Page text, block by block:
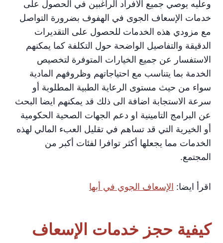
وعليه يوصي جميع الأفراد الراغبين في الحصول على
خدمات الإسعاف الجوى في الهفوف بضرورة التواصل
مع مزودي هذه الخدمات للحصول على التقديرات
الدقيقة والتفاصيل الواضحة حول التكلفة كما يمكنهم
الاستفسار عن جميع الخيارات المتوفرة لتخصيص
الخدمة بما يتناسب مع احتياجاتهم وظروفهم المادية
سواء من حيث مستوى الرعاية الطبية المطلوبة أو
سرعة الاستجابة اضافة الى ذلك قد يمكنهم ايضا البحث
عن البرامج التامينية او دعم الجهات الصحية الحكومية
أو الخيرية التي قد تساهم في تقليل العبء المالي لهذه
الخدمات مما يجعلها أكثر توافرا لفئات أكبر من
المجتمع.
اقرأ ايضا: الإسعاف الجوي في أبها
كيفية حجز خدمات الإسعاف